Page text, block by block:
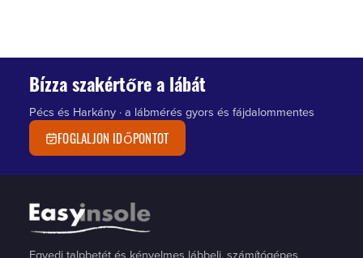
Bízza szakértőre a lábát
Pécs és Harkány · a lábmérés gyors és fájdalommentes
FOGLALJON IDŐPONTOT
Egyedi talpbetét és kényelmes lábbeli, számítógépes